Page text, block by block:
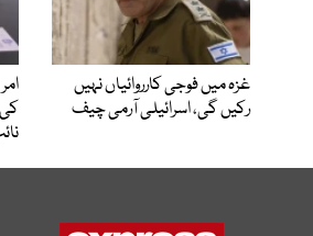
غزہ میں فوجی کارروائیاں نہیں
رکیں گی، اسرائیلی آرمی چیف
کی